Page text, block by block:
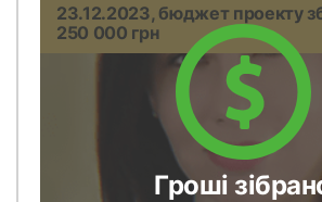
23.12.2023, бюджет проекту
250 000 грн
Гроші